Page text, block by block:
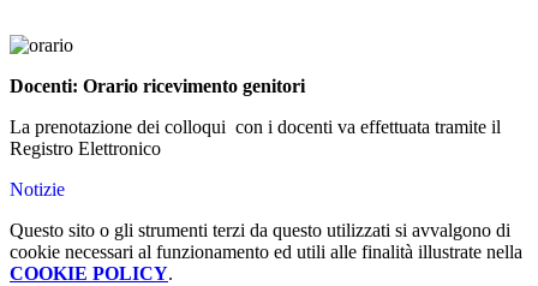
Docenti: Orario ricevimento genitori
La prenotazione dei colloqui con i docenti va effettuata tramite il
Registro Elettronico
Notizie
Questo sito o gli strumenti terzi da questo utilizzati si avvalgono di
cookie necessari al funzionamento ed utili alle finalità illustrate nella
COOKIE POLICY.